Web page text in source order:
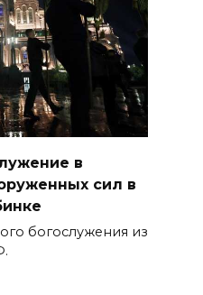
в
сил в
богослужения из